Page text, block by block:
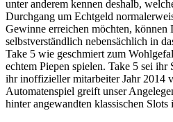
unter anderem kennen deshalb,
Durchgang um Echtgeld
Gewinne erreichen möchten, können
selbstverständlich nebensächlich in
Take 5 wie geschmiert zum
echtem Piepen spielen. Take 5 sei ihr
ihr inoffizieller mitarbeiter Jahr 2014
Automatenspiel greift unser
hinter angewandten klassischen